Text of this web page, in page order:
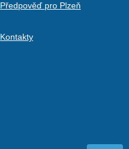
Předpověď pro Plzeň
Kontakty